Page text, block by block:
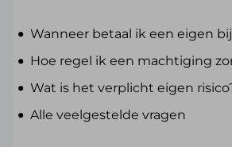
Wanneer betaal ik een eigen
Hoe regel ik een machtiging
Wat is het verplicht eigen
Alle veelgestelde vragen